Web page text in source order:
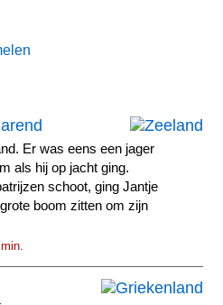
Er was eens een jager
als hij op jacht ging.
schoot, ging Jantje
boom zitten om zijn